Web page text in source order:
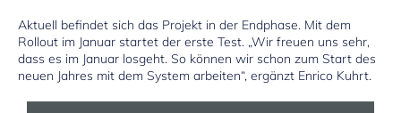
Aktuell befindet sich das Projekt in der Endphase. Mit dem
Rollout im Januar startet der erste Test. „Wir freuen uns sehr,
dass es im Januar losgeht. So können wir schon zum Start des
neuen Jahres mit dem System arbeiten“, ergänzt Enrico Kuhrt.